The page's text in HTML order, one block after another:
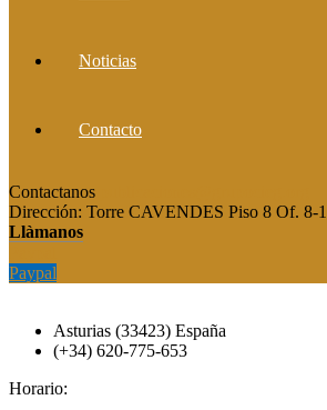
Noticias
Contacto
Contactanos
Dirección: Torre CAVENDES Piso 8 Of. 8-
Llàmanos
Paypal
Asturias (33423) España
(+34) 620-775-653
Horario: